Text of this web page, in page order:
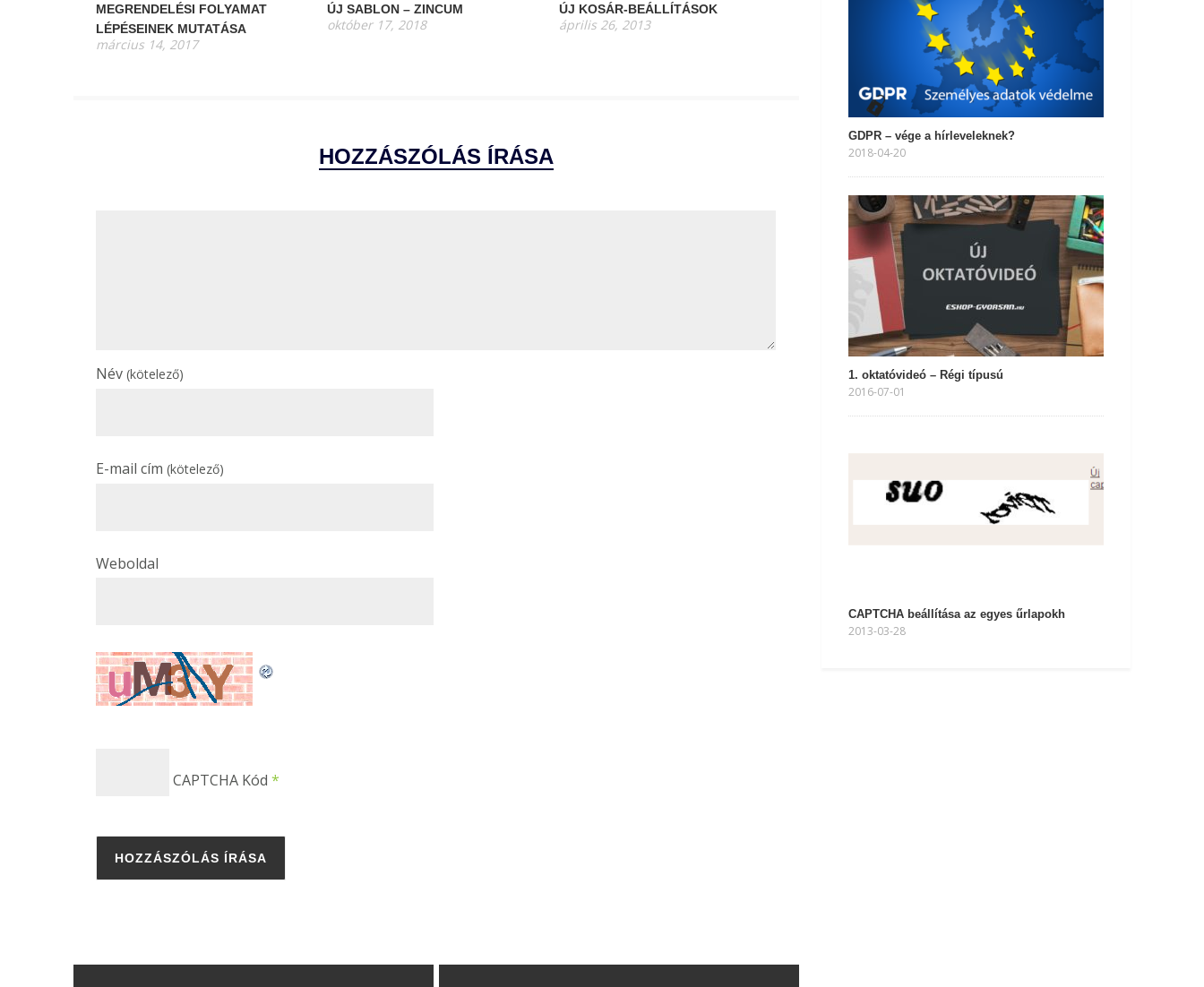
MEGRENDELÉSI FOLYAMAT
LÉPÉSEINEK MUTATÁSA
március 14, 2017
ÚJ SABLON – ZINCUM
október 17, 2018
ÚJ KOSÁR-BEÁLLÍTÁSOK
április 26, 2013
HOZZÁSZÓLÁS ÍRÁSA
Név (kötelező)
E-mail cím (kötelező)
Weboldal
CAPTCHA Kód *
GDPR – vége a hírleveleknek?
2018-04-20
1. oktatóvideó – Régi típusú
2016-07-01
CAPTCHA beállítása az egyes űrlapokh
2013-03-28